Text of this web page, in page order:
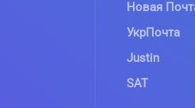
Новая
УкрПочта
Justin
SAT